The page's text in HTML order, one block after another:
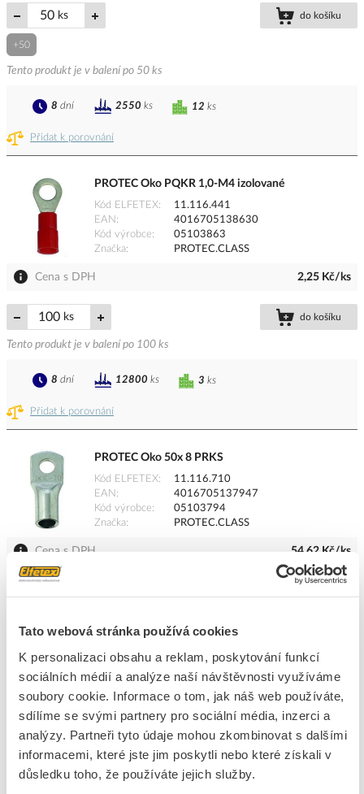
Tato webová stránka používá cookies
K personalizaci obsahu a reklam, poskytování funkcí
sociálních médií a analýze naší návštěvnosti využíváme
soubory cookie. Informace o tom, jak náš web používáte,
sdílíme se svými partnery pro sociální média, inzerci a
analýzy. Partneři tyto údaje mohou zkombinovat s dalšími
informacemi, které jste jim poskytli nebo které získali v
důsledku toho, že používáte jejich služby.
ks do košíku
+50
Tento produkt je v balení po 50 ks
Přidat k porovnání
12 ks
8 dní 2550 ks
PROTEC Oko PQKR 1,0-M4 izolované
Kód ELFETEX
11.116.441
EAN
4016705138630
Kód výrobce
05103863
Značka
PROTEC.CLASS
Cena s DPH 2,25 Kč/ks
ks do košíku
Tento produkt je v balení po 100 ks
Přidat k porovnání
3 ks
8 dní 12800 ks
PROTEC Oko 50x 8 PRKS
Kód ELFETEX
11.116.710
EAN
4016705137947
Kód výrobce
05103794
Značka
PROTEC.CLASS
Cena s DPH 54,62 Kč/ks
K objednání
8 dní 1285 ks
PROTEC Oko 25x10 PRKS
Kód ELFETEX
11.116.706
EAN
4016705137886
Značka
PROTEC.CLASS